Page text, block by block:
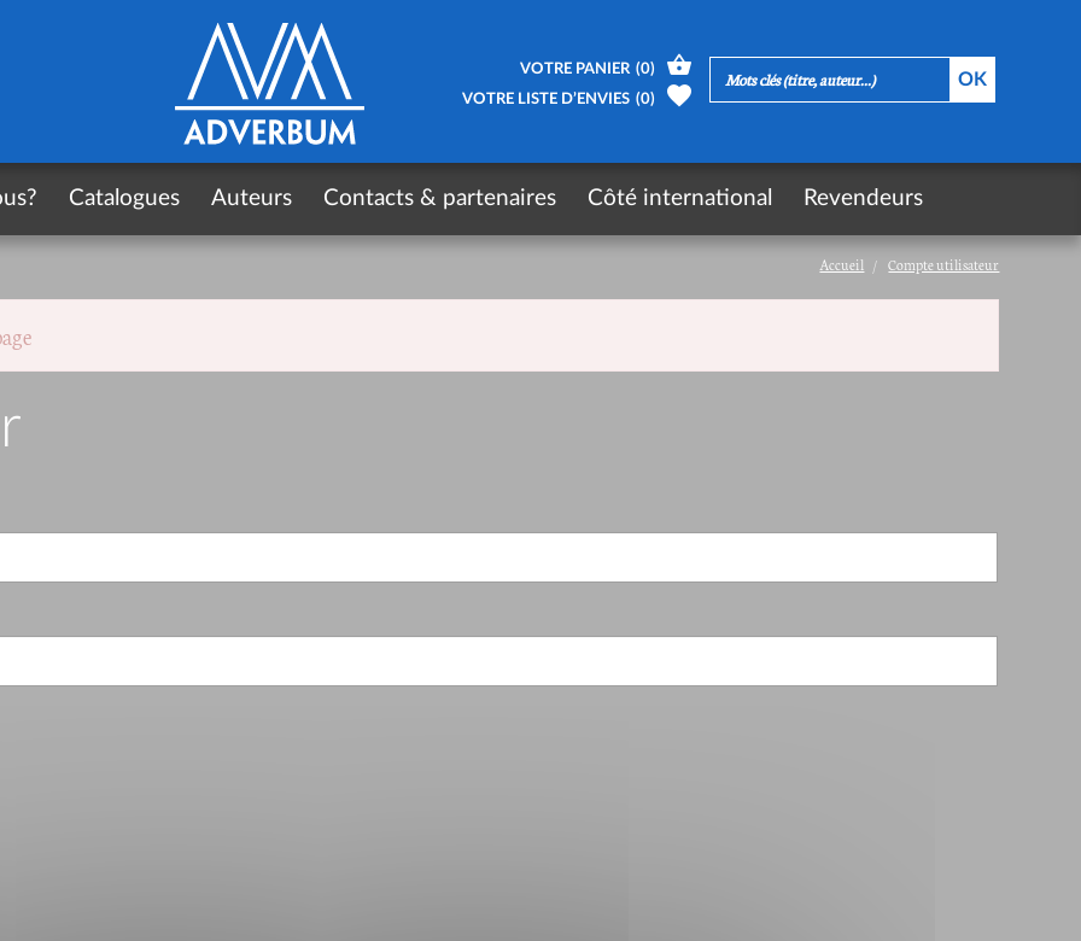
Accueil Compte utilisateur
VOTRE PANIER (0)
VOTRE LISTE D’ENVIES (0)
Catalogues Auteurs Contacts & partenaires Côté international Revendeurs